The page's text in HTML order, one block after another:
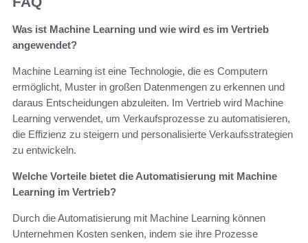
Was ist Machine Learning und wie wird es im Vertrieb
angewendet?
Machine Learning ist eine Technologie, die es Computern
ermöglicht, Muster in großen Datenmengen zu erkennen und
daraus Entscheidungen abzuleiten. Im Vertrieb wird Machine
Learning verwendet, um Verkaufsprozesse zu automatisieren,
die Effizienz zu steigern und personalisierte Verkaufsstrategien
zu entwickeln.
Welche Vorteile bietet die Automatisierung mit Machine
Learning im Vertrieb?
Durch die Automatisierung mit Machine Learning können
Unternehmen Kosten senken, indem sie ihre Prozesse